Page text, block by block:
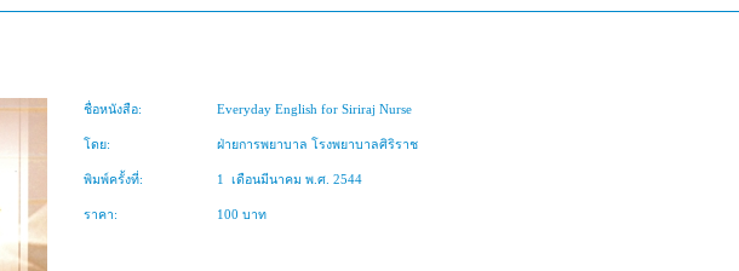
ชื่อหนังสือ: Everyday English for Siriraj Nurse
โดย: ฝ่ายการพยาบาล โรงพยาบาลศิริราช
พิมพ์ครั้งที่: 1 เดือนมีนาคม พ.ศ. 2544
ราคา: 100 บาท